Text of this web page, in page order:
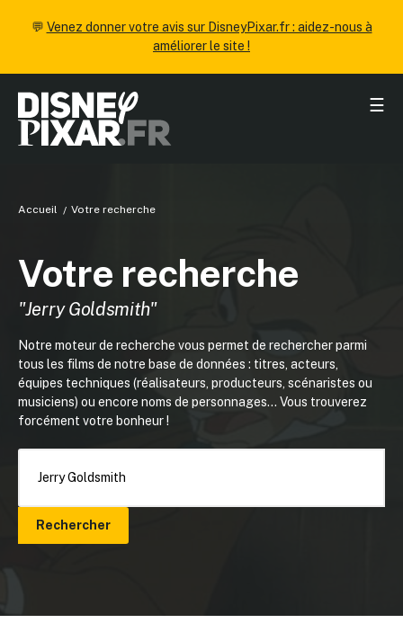
💬 Venez donner votre avis sur DisneyPixar.fr : aidez-nous à
améliorer le site !
☰
Accueil Votre recherche
Votre recherche
"Jerry Goldsmith"
Notre moteur de recherche vous permet de rechercher parmi
tous les films de notre base de données : titres, acteurs,
équipes techniques (réalisateurs, producteurs, scénaristes ou
musiciens) ou encore noms de personnages... Vous trouverez
forcément votre bonheur !
Rechercher